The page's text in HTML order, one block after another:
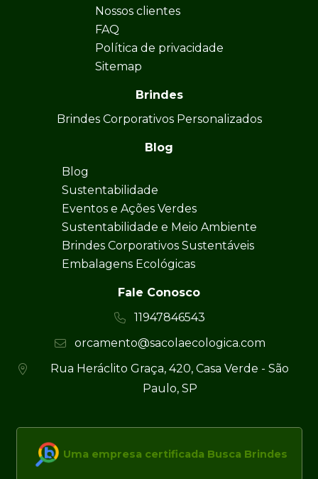
Nossos clientes
FAQ
Política de privacidade
Sitemap
Brindes
Brindes Corporativos Personalizados
Blog
Blog
Sustentabilidade
Eventos e Ações Verdes
Sustentabilidade e Meio Ambiente
Brindes Corporativos Sustentáveis
Embalagens Ecológicas
Fale Conosco
11947846543
orcamento@sacolaecologica.com
Rua Heráclito Graça, 420, Casa Verde - São
Paulo, SP
Uma empresa certificada Busca Brindes